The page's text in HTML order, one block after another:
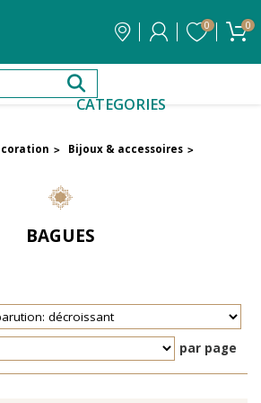
0 0
CATEGORIES
> Bijoux & accessoires >
BAGUES
par page